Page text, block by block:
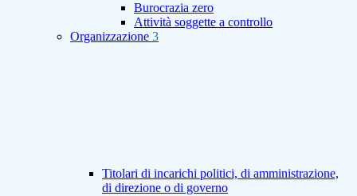
Burocrazia zero
Attività soggette a controllo
Organizzazione 3
Titolari di incarichi politici, di amministrazione,
di direzione o di governo